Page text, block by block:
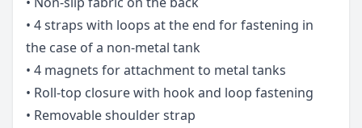
• 4 straps with loops at the end for fastening in
the case of a non-metal tank
• 4 magnets for attachment to metal tanks
• Roll-top closure with hook and loop fastening
• Removable shoulder strap